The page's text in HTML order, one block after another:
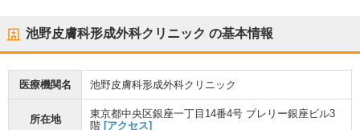
池野皮膚科形成外科クリニック の基本情報
医療機関名 池野皮膚科形成外科クリニック
所在地
東京都中央区銀座一丁目14番4号 プレリー銀座ビル3
階 [アクセス]